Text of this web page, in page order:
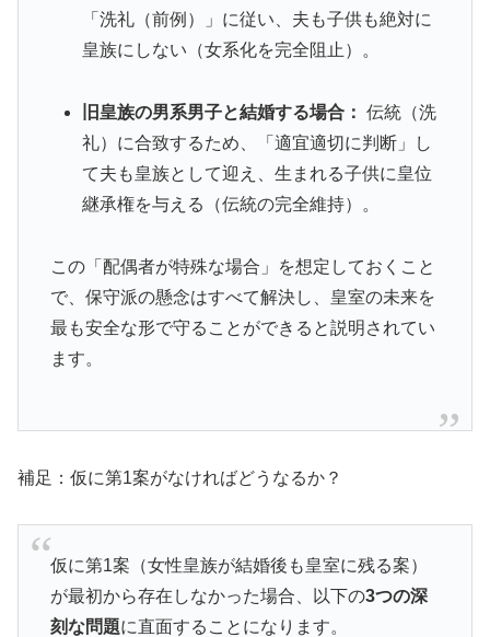
「洗礼（前例）」に従い、夫も子供も絶対に
皇族にしない（女系化を完全阻止）。
旧皇族の男系男子と結婚する場合： 伝統（洗
礼）に合致するため、「適宜適切に判断」し
て夫も皇族として迎え、生まれる子供に皇位
継承権を与える（伝統の完全維持）。
この「配偶者が特殊な場合」を想定しておくこと
で、保守派の懸念はすべて解決し、皇室の未来を
最も安全な形で守ることができると説明されてい
ます。
補足：仮に第1案がなければどうなるか？
仮に第1案（女性皇族が結婚後も皇室に残る案）
が最初から存在しなかった場合、以下の3つの深
刻な問題に直面することになります。